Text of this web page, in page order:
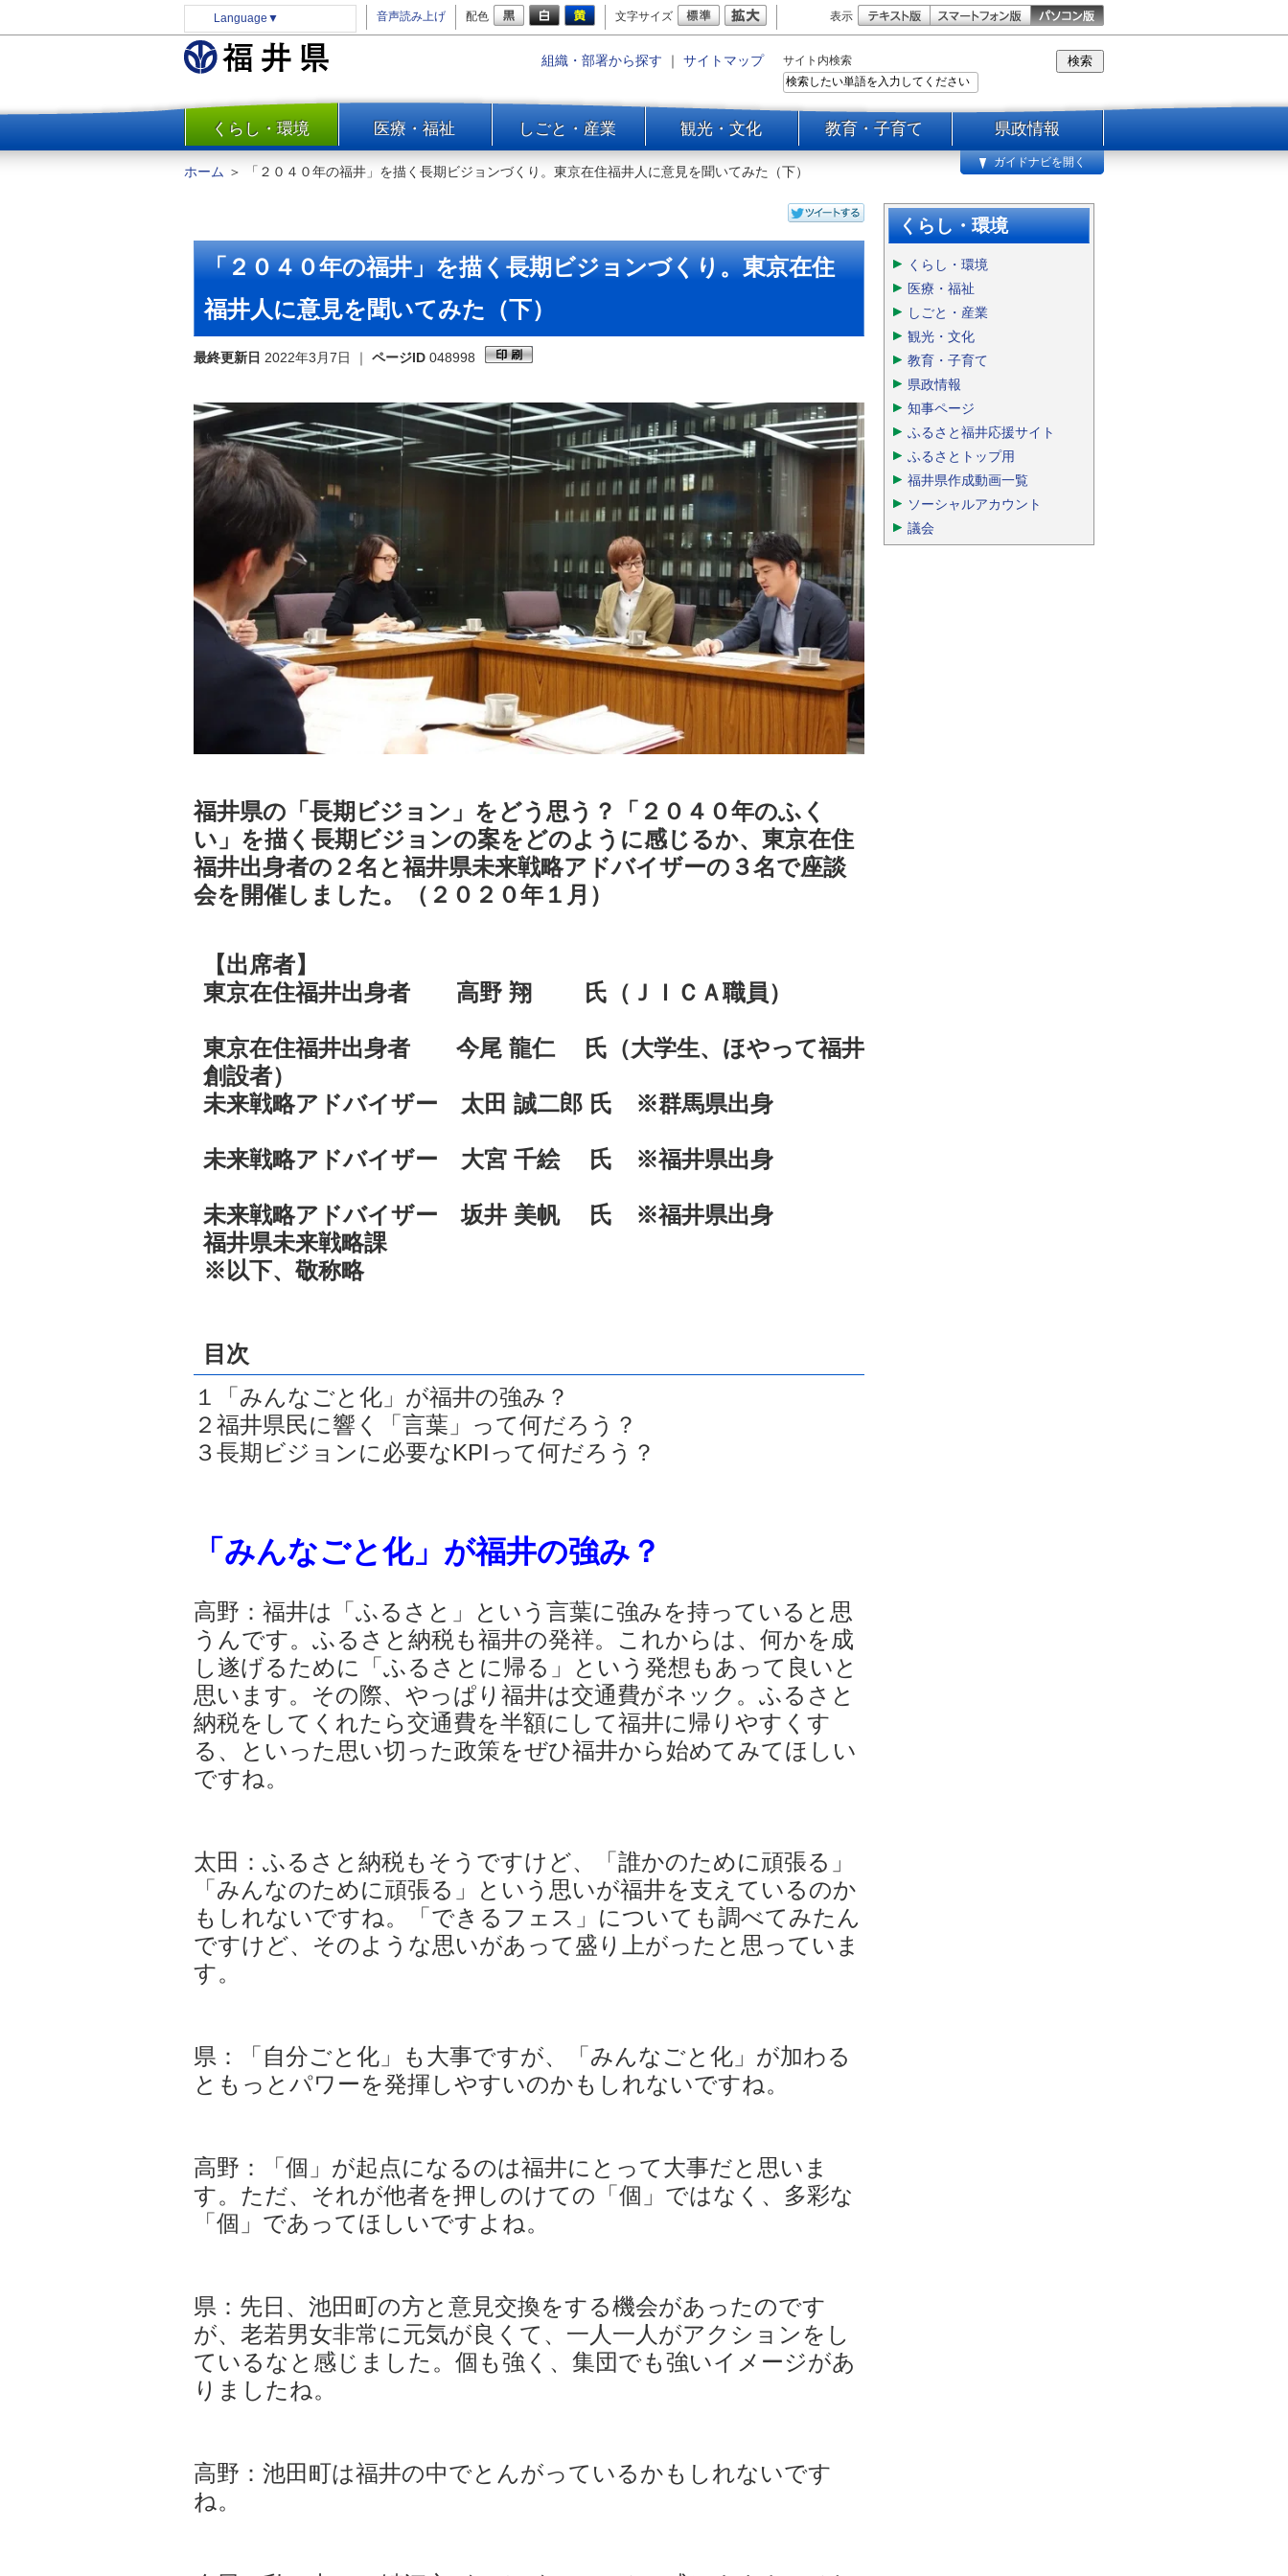
Language ▼ 音声読み上げ 配色 文字サイズ 表示
組織・部署から探す ｜ サイトマップ サイト内検索
一覧
くらし・環境 医療・福祉 しごと・産業 観光・文化 教育・子育て 県政情報
防災
水道・エネルギー
住まい・土地
環境問題・廃棄物対策・リサ
まちづくり
河川・砂防・港湾
自然
ホーム ＞ 「２０４０年の福井」を描く長期ビジョンづくり。東京在住福井人に意見を聞いてみた（下）
ガイドナビを開く
「２０４０年の福井」を描く長期ビジョンづくり。東京在住
福井人に意見を聞いてみた（下）
最終更新日 2022年3月7日 ｜ ページID 048998
福井県の「長期ビジョン」をどう思う？「２０４０年のふく
い」を描く長期ビジョンの案をどのように感じるか、東京在住
福井出身者の２名と福井県未来戦略アドバイザーの３名で座談
会を開催しました。（２０２０年１月）
【出席者】
東京在住福井出身者 高野 翔 氏（ＪＩＣＡ職員）
東京在住福井出身者 今尾 龍仁 氏（大学生、ほやって福井
創設者）
未来戦略アドバイザー 太田 誠二郎 氏 ※群馬県出身
未来戦略アドバイザー 大宮 千絵 氏 ※福井県出身
未来戦略アドバイザー 坂井 美帆 氏 ※福井県出身
福井県未来戦略課
※以下、敬称略
目次
１「みんなごと化」が福井の強み？
２福井県民に響く「言葉」って何だろう？
３長期ビジョンに必要なKPIって何だろう？
「みんなごと化」が福井の強み？
高野：福井は「ふるさと」という言葉に強みを持っていると思
うんです。ふるさと納税も福井の発祥。これからは、何かを成
し遂げるために「ふるさとに帰る」という発想もあって良いと
思います。その際、やっぱり福井は交通費がネック。ふるさと
納税をしてくれたら交通費を半額にして福井に帰りやすくす
る、といった思い切った政策をぜひ福井から始めてみてほしい
ですね。
太田：ふるさと納税もそうですけど、「誰かのために頑張る」
「みんなのために頑張る」という思いが福井を支えているのか
もしれないですね。「できるフェス」についても調べてみたん
ですけど、そのような思いがあって盛り上がったと思っていま
す。
県：「自分ごと化」も大事ですが、「みんなごと化」が加わる
ともっとパワーを発揮しやすいのかもしれないですね。
高野：「個」が起点になるのは福井にとって大事だと思いま
す。ただ、それが他者を押しのけての「個」ではなく、多彩な
「個」であってほしいですよね。
県：先日、池田町の方と意見交換をする機会があったのです
が、老若男女非常に元気が良くて、一人一人がアクションをし
ているなと感じました。個も強く、集団でも強いイメージがあ
りましたね。
高野：池田町は福井の中でとんがっているかもしれないです
ね。
くらし・環境
くらし・環境
医療・福祉
しごと・産業
観光・文化
教育・子育て
県政情報
知事ページ
ふるさと福井応援サイト
ふるさとトップ用
福井県作成動画一覧
ソーシャルアカウント
議会